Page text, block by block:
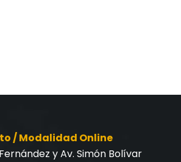
/ Modalidad Online
y Av. Simón Bolívar